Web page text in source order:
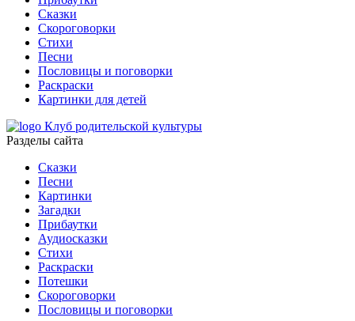
Сказки
Скороговорки
Стихи
Песни
Пословицы и поговорки
Раскраски
Картинки для детей
Клуб родительской культуры
Разделы сайта
Сказки
Песни
Картинки
Загадки
Прибаутки
Аудиосказки
Стихи
Раскраски
Потешки
Скороговорки
Пословицы и поговорки